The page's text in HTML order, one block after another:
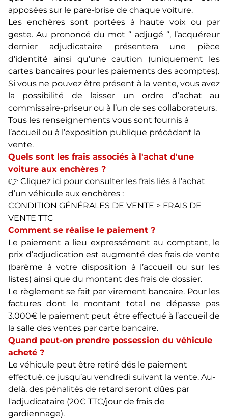
apposées sur le pare-brise de chaque voiture.
Les enchères sont portées à haute voix ou par
geste. Au prononcé du mot “ adjugé “, l’acquéreur
dernier adjudicataire présentera une pièce
d’identité ainsi qu’une caution (uniquement les
cartes bancaires pour les paiements des acomptes).
Si vous ne pouvez être présent à la vente, vous avez
la possibilité de laisser un ordre d’achat au
commissaire-priseur ou à l’un de ses collaborateurs.
Tous les renseignements vous sont fournis à
l’accueil ou à l’exposition publique précédant la
vente.
Quels sont les frais associés à l'achat d'une
voiture aux enchères ?
👉 Cliquez ici pour consulter les frais liés à l’achat
d’un véhicule aux enchères :
CONDITION GÉNÉRALES DE VENTE > FRAIS DE
VENTE TTC
Comment se réalise le paiement ?
Le paiement a lieu expressément au comptant, le
prix d’adjudication est augmenté des frais de vente
(barème à votre disposition à l’accueil ou sur les
listes) ainsi que du montant des frais de dossier.
Le règlement se fait par virement bancaire. Pour les
factures dont le montant total ne dépasse pas
3.000€ le paiement peut être effectué à l’accueil de
la salle des ventes par carte bancaire.
Quand peut-on prendre possession du véhicule
acheté ?
Le véhicule peut être retiré dés le paiement
effectué, ce jusqu’au vendredi suivant la vente. Au-
delà, des pénalités de retard seront dûes par
l'adjudicataire (20€ TTC/jour de frais de
gardiennage).